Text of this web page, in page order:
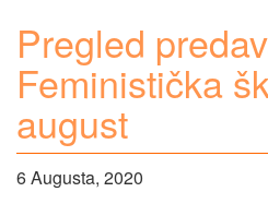
Pregled
Feministička
august
6 Augusta, 2020